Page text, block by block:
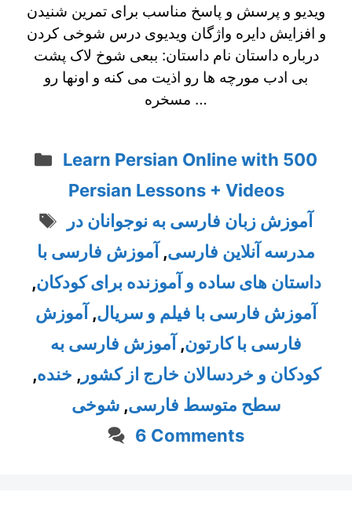
ویدیو و پرسش و پاسخ مناسب برای تمرین شنیدن
و افزایش دایره واژگان ویدیوی درس شوخی کردن
درباره داستان نام داستان: ببعی شوخ لاک پشت
بی ادب مورچه ها رو اذیت می کنه و اونها رو
مسخره …
Categories
Learn Persian Online with 500
Persian Lessons + Videos
Tags
آموزش زبان فارسی به نوجوانان در
مدرسه آنلاین فارسی, آموزش فارسی با
داستان های ساده و آموزنده برای کودکان,
آموزش فارسی با فیلم و سریال, آموزش
فارسی با کارتون, آموزش فارسی به
کودکان و خردسالان خارج از کشور , خنده,
سطح متوسط فارسی, شوخی
6 Comments